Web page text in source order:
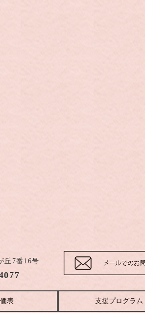
丘7番16号
表 支援プログラム